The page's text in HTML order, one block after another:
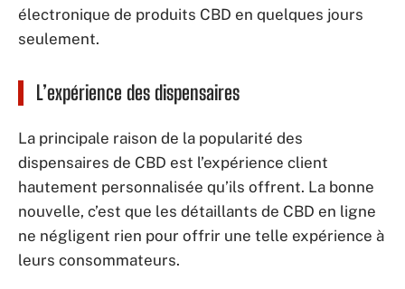
électronique de produits CBD en quelques jours
seulement.
L’expérience des dispensaires
La principale raison de la popularité des
dispensaires de CBD est l’expérience client
hautement personnalisée qu’ils offrent. La bonne
nouvelle, c’est que les détaillants de CBD en ligne
ne négligent rien pour offrir une telle expérience à
leurs consommateurs.